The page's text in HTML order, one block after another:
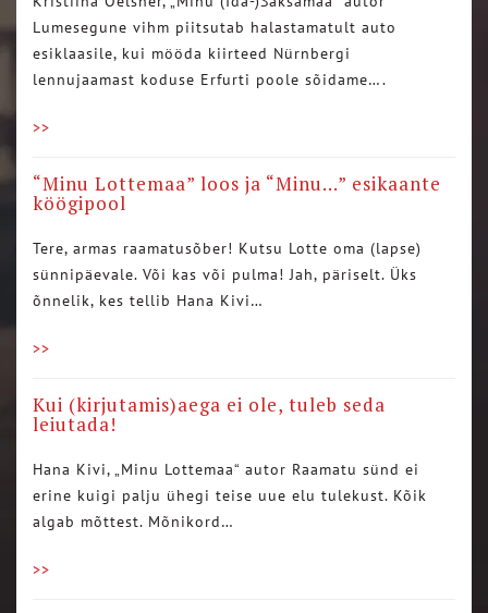
Lumesegune vihm piitsutab halastamatult auto
esiklaasile, kui mööda kiirteed Nürnbergi
lennujaamast koduse Erfurti poole sõidame….
>>
“Minu Lottemaa” loos ja “Minu…” esikaante
köögipool
Tere, armas raamatusõber! Kutsu Lotte oma (lapse)
sünnipäevale. Või kas või pulma! Jah, päriselt. Üks
õnnelik, kes tellib Hana Kivi…
>>
Kui (kirjutamis)aega ei ole, tuleb seda
leiutada!
Hana Kivi, „Minu Lottemaa“ autor Raamatu sünd ei
erine kuigi palju ühegi teise uue elu tulekust. Kõik
algab mõttest. Mõnikord…
>>